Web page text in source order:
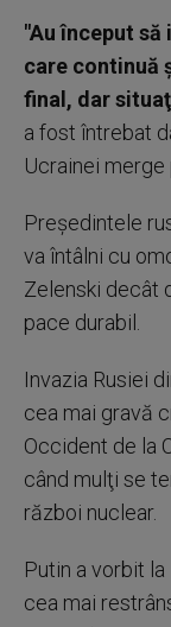
"Au început
care continuă
final, dar
a fost întrebat
Ucrainei
Preşedintele
va întâlni cu
Zelenski decât
pace durabil.
Invazia Rusiei
cea mai gravă
Occident de la
când mulţi se
război nuclear.
Putin a vorbit
cea mai